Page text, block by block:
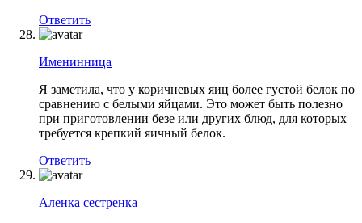
Ответить
Именинница
Я заметила, что у коричневых яиц более густой белок по
сравнению с белыми яйцами. Это может быть полезно
при приготовлении безе или других блюд, для которых
требуется крепкий яичный белок.
Ответить
Аленка сестренка